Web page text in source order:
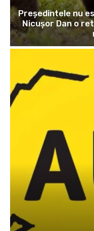
Președintele nu
Nicușor Dan o